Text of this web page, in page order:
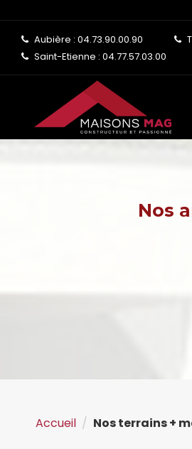
Aubière : 04.73.90.00.90
Saint-Etienne : 04.77.57.03.00
Nos
Accueil Nos terrains +